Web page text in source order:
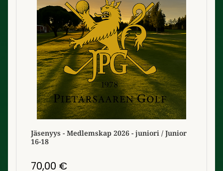
Jäsenyys - Medlemskap 2026 - juniori / Junior
16-18
70,00 €